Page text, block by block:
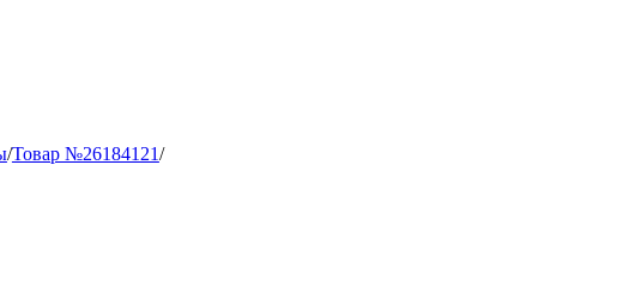
/Товар №26184121/